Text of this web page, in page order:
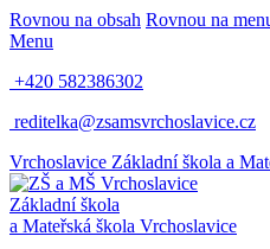
Rovnou na obsah Rovnou na
Menu
+420 582386302
reditelka@zsamsvrchoslavice.cz
Vrchoslavice Základní škola a
Základní škola
a Mateřská škola Vrchoslavice